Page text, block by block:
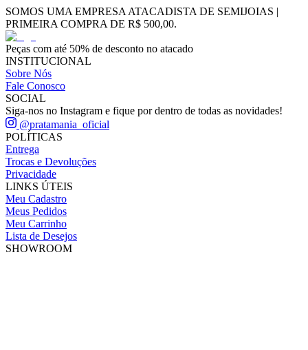
SOMOS UMA EMPRESA ATACADISTA DE SEMIJOIAS |
PRIMEIRA COMPRA DE R$ 500,00.
Peças com até 50% de desconto no atacado
INSTITUCIONAL
Sobre Nós
Fale Conosco
SOCIAL
Siga-nos no Instagram e fique por dentro de todas as novidades!
@pratamania_oficial
POLÍTICAS
Entrega
Trocas e Devoluções
Privacidade
LINKS ÚTEIS
Meu Cadastro
Meus Pedidos
Meu Carrinho
Lista de Desejos
SHOWROOM